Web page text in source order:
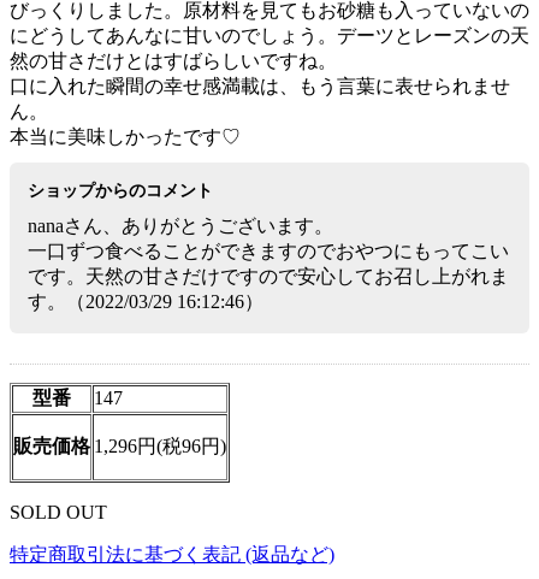
びっくりしました。原材料を見てもお砂糖も入っていないの
にどうしてあんなに甘いのでしょう。デーツとレーズンの天
然の甘さだけとはすばらしいですね。
口に入れた瞬間の幸せ感満載は、もう言葉に表せられませ
ん。
本当に美味しかったです♡
ショップからのコメント
nanaさん、ありがとうございます。
一口ずつ食べることができますのでおやつにもってこい
です。天然の甘さだけですので安心してお召し上がれま
す。（2022/03/29 16:12:46）
型番 147
販売価格 1,296円(税96円)
SOLD OUT
特定商取引法に基づく表記 (返品など)